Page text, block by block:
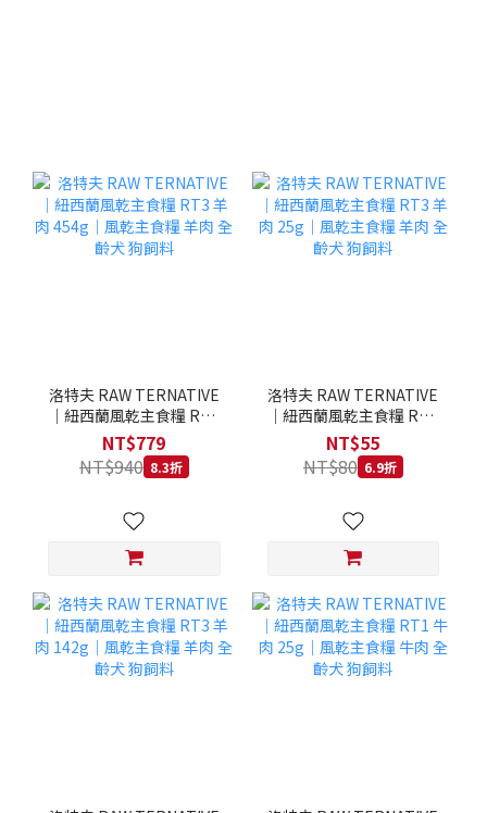
洛特夫 RAW TERNATIVE
｜紐西蘭風乾主食糧 RT3
羊肉 454g｜風乾主食糧 羊
肉 全齡犬 狗飼料
NT$779
NT$940 8.3折
洛特夫 RAW TERNATIVE
｜紐西蘭風乾主食糧 RT3
羊肉 25g｜風乾主食糧 羊
肉 全齡犬 狗飼料
NT$55
NT$80 6.9折